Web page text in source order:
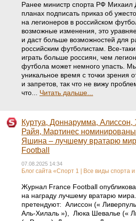
Ранее министр спорта РФ Михаил
планах подписать приказ об
на легионеров в российском
возможные изменения, это
и даст больше возможностей для
российским футболистам.
играть больше россиян, чем
футбола может немного упасть.
уникальное время с точки зрения
и запретов, так что не вижу
что... Читать дальше...
Куртуа, Доннарумма,
Райя, Мартинес
Яшина – лучшему вратарю
Football
07.08.2025 14:34
Блог сайта «Спорт 1 | Все виды спорта и
Журнал France Football
на награду лучшему вратарю
претендуют: Алиссон («
Аль-Хилаль »), Люка Шевалье («